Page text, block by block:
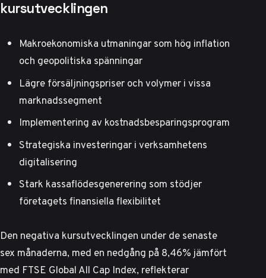
kursutvecklingen
Makroekonomiska utmaningar som hög inflation
och geopolitiska spänningar
Lägre försäljningspriser och volymer i vissa
marknadssegment
Implementering av kostnadsbesparingsprogram
Strategiska investeringar i verksamhetens
digitalisering
Stark kassaflödesgenerering som stödjer
företagets finansiella flexibilitet
Den negativa kursutvecklingen under de senaste
sex månaderna, med en nedgång på 8,46% jämfört
med FTSE Global All Cap Index, reflekterar